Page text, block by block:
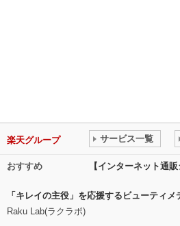
楽天グループ サービス一覧
おすすめ 【インターネット通
「キレイの主役」を応援するビューティメ
Raku Lab(ラクラボ)